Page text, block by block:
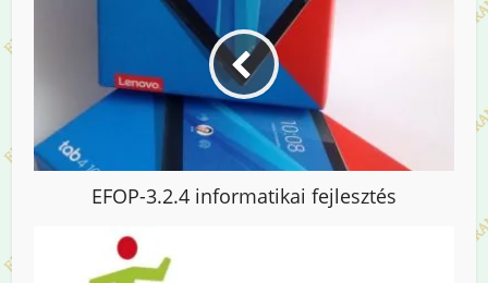
EFOP-3.2.4 informatikai fejlesztés